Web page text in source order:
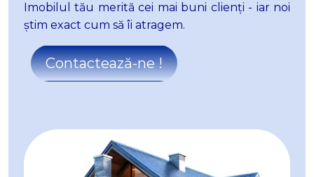
Spatii birouri de vanzare
Spatii birouri de vanzare in Alba Iulia
Spatii birouri de vanzare in Alba Iulia Cetate
Spatii birouri de vanzare in Alba Iulia Central
Spatii comerciale de vanzare
Spatii comerciale de vanzare in Alba Iulia Tolstoi
Spatii comerciale de vanzare in Alba Iulia Central
Spatii comerciale de vanzare in Sard
Imobilul tău merită cei mai buni clienți - iar noi
știm exact cum să îi atragem.
Contactează-ne !